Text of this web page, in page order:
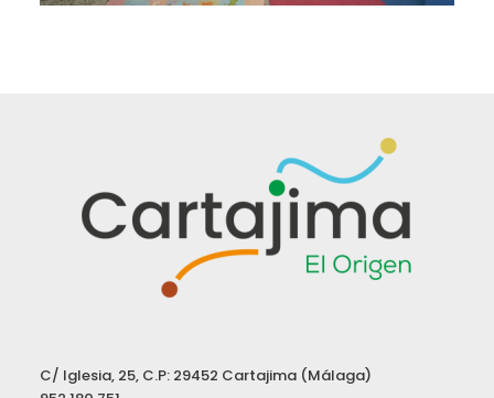
C/ Iglesia, 25, C.P: 29452 Cartajima (Málaga)